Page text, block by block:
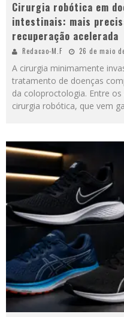
Cirurgia robótica em
intestinais: mais
recuperação acelerada
Redacao-M.F 26 de maio
A cirurgia minimamente
tratamento de doenças
da coloproctologia. Entre
cirurgia robótica, que vem